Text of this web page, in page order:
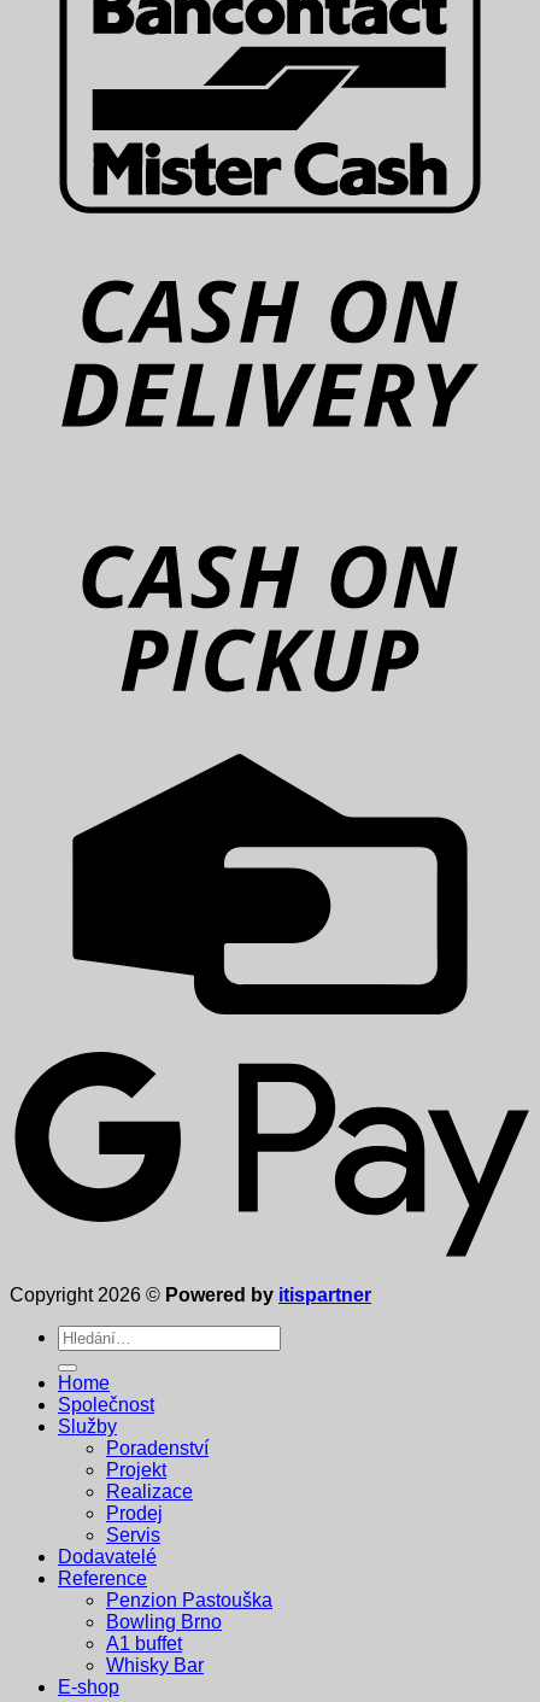
Copyright 2026 © Powered by itispartner
Hledat:
Home
Společnost
Služby
Poradenství
Projekt
Realizace
Prodej
Servis
Dodavatelé
Reference
Penzion Pastouška
Bowling Brno
A1 buffet
Whisky Bar
E-shop